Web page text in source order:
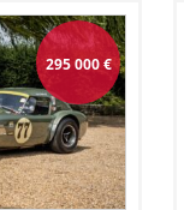
295 000€